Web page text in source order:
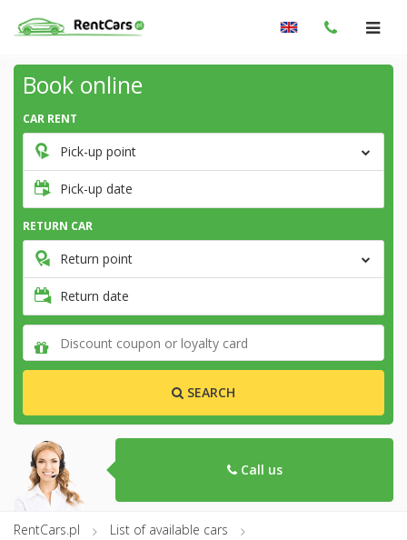
Book online
CAR RENT
Pick-up point
Pick-up date
RETURN CAR
Return point
Return date
SEARCH
Call us
RentCars.pl
List of available cars